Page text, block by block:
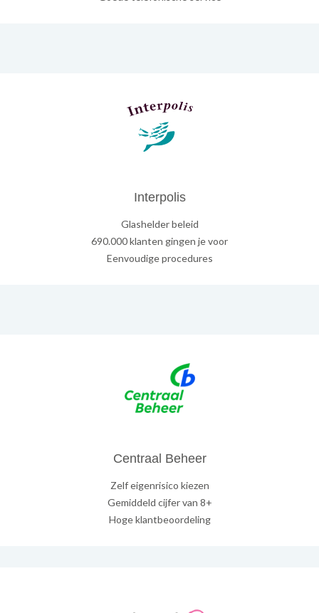
Interpolis
Glashelder beleid
690.000 klanten gingen je voor
Eenvoudige procedures
Centraal Beheer
Zelf eigenrisico kiezen
Gemiddeld cijfer van 8+
Hoge klantbeoordeling